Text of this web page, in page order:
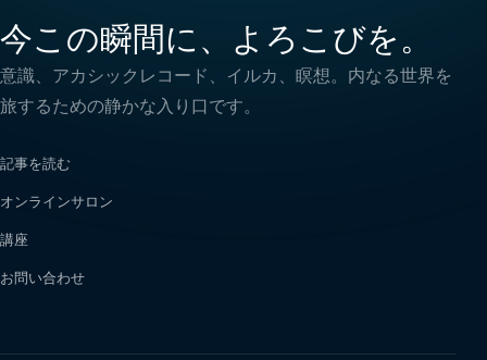
今この瞬間に、よろこびを。
意識、アカシックレコード、イルカ、瞑想。内なる世界を
旅するための静かな入り口です。
記事を読む
オンラインサロン
講座
お問い合わせ